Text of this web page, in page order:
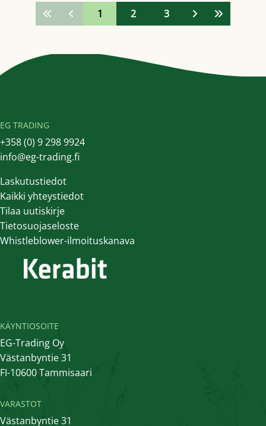
1 2 3
EG TRADING
+358 (0) 9 298 9924
info@eg-trading.fi
Laskutustiedot
Kaikki yhteystiedot
Tilaa uutiskirje
Tietosuojaseloste
Whistleblower-ilmoituskanava
KÄYNTIOSOITE
EG-Trading Oy
Västanbyntie 31
FI-10600 Tammisaari
VARASTOT
Västanbyntie 31